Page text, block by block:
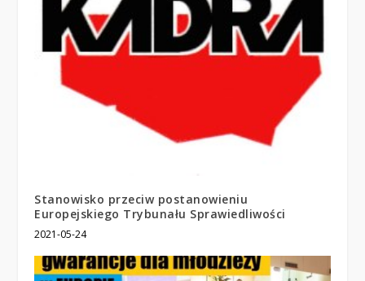
Stanowisko przeciw postanowieniu
Europejskiego Trybunału Sprawiedliwości
2021-05-24